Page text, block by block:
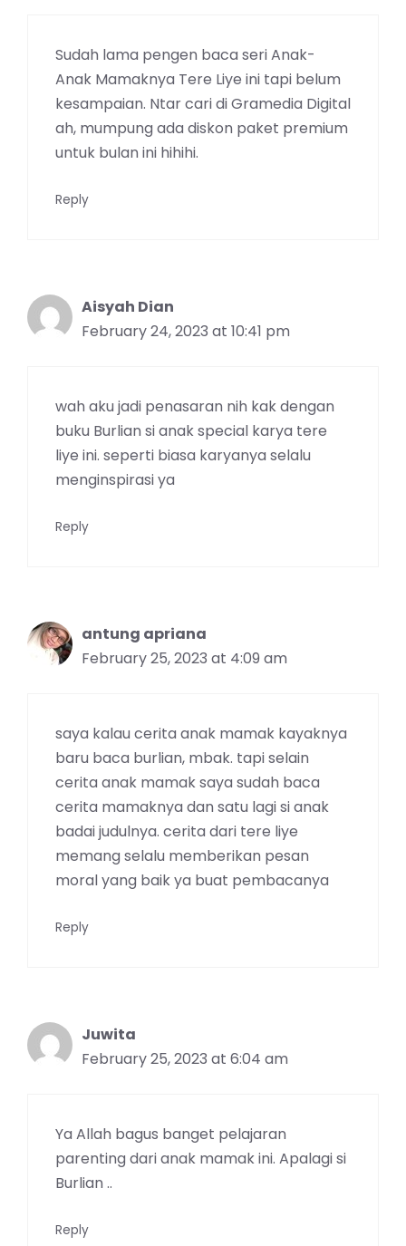
Sudah lama pengen baca seri Anak-
Anak Mamaknya Tere Liye ini tapi belum
kesampaian. Ntar cari di Gramedia Digital
ah, mumpung ada diskon paket premium
untuk bulan ini hihihi.
Reply
Aisyah Dian
February 24, 2023 at 10:41 pm
wah aku jadi penasaran nih kak dengan
buku Burlian si anak special karya tere
liye ini. seperti biasa karyanya selalu
menginspirasi ya
Reply
antung apriana
February 25, 2023 at 4:09 am
saya kalau cerita anak mamak kayaknya
baru baca burlian, mbak. tapi selain
cerita anak mamak saya sudah baca
cerita mamaknya dan satu lagi si anak
badai judulnya. cerita dari tere liye
memang selalu memberikan pesan
moral yang baik ya buat pembacanya
Reply
Juwita
February 25, 2023 at 6:04 am
Ya Allah bagus banget pelajaran
parenting dari anak mamak ini. Apalagi si
Burlian ..
Reply